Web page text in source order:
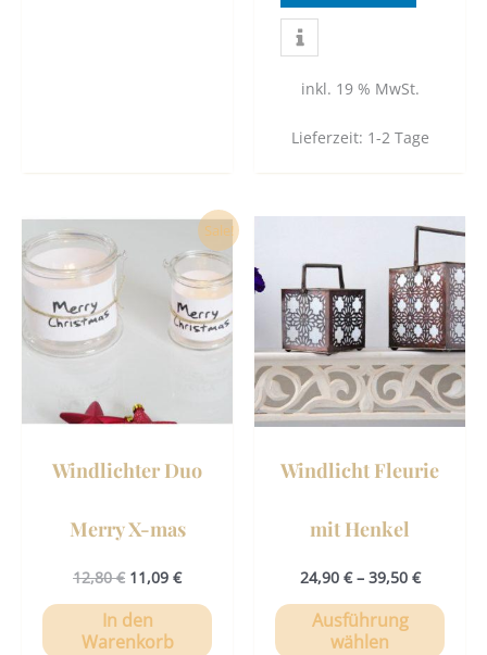
inkl. 19 % MwSt.
Lieferzeit: 1-2 Tage
Sale!
Windlichter Duo
Merry X-mas
12,80€
Ursprünglicher
12,80 €
11,09 €
Aktueller
Preis
ist:
11,09 €.
In den
Warenkorb
Windlicht Fleurie
mit Henkel
24,90 €– 39,50 €
Ausführung
wählen
weist
auf.
Die